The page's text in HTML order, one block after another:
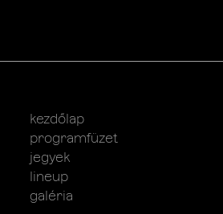
kezdőlap
programfüzet
jegyek
lineup
galéria